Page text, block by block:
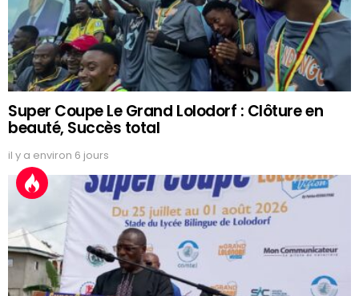
Super Coupe Le Grand Lolodorf : Clôture en
beauté, Succès total
il y a environ 6 jours